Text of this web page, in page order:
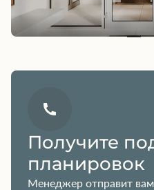
Получите
планировок
Менеджер отправит